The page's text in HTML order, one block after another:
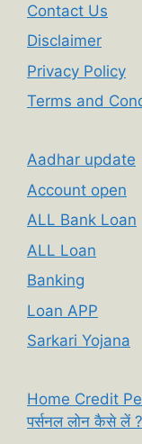
Contact Us
Disclaimer
Privacy Policy
Terms and
Aadhar update
Account open
ALL Bank Loan
ALL Loan
Banking
Loan APP
Sarkari Yojana
Home Credit
पर्सनल लोन कैसे लें ?